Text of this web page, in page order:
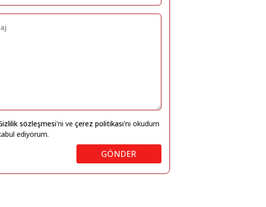
sözleşmesi'ni veçerez politikası'nı okudum
ediyorum.
GÖNDER